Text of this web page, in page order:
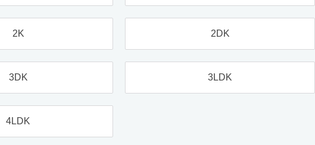
2K 2DK
3DK 3LDK
4LDK